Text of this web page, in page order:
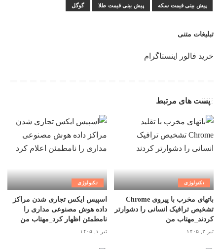
پیش بینی قیمت سکه پیش بینی قیمت طلا گوگل
تبلیغات متنی
خرید فالور اینستاگرام
پست های مرتبط
تکنولوژی
باتهای مخرب با پیروی Chrome
تشخیص ترافیک انسانی را دشوارتر
کردند_مهتاب من
تیر ۲, ۱۴۰۵
تکنولوژی
اسپیس ایکس تجاری شدن مراکز
داده هوش مصنوعی مداری را
نامطمئن اظهار کرد_مهتاب من
تیر ۱, ۱۴۰۵